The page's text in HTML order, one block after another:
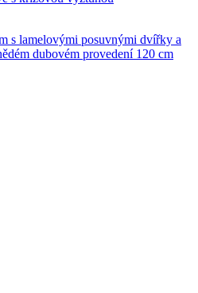
s lamelovými posuvnými dvířky a
dubovém provedení 120 cm